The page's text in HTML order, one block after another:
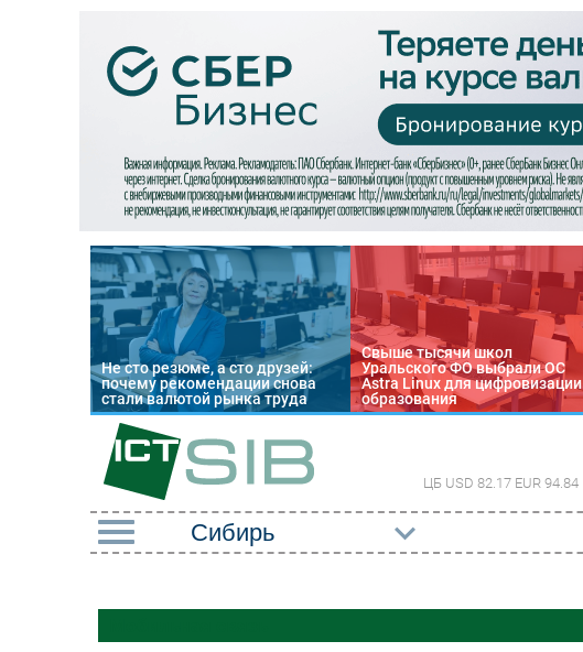
Не сто резюме, а сто друзей:
почему рекомендации снова
стали валютой рынка труда
Свыше тысячи школ
Уральского ФО выбрали ОС
Astra Linux для цифровизации
образования
ЦБ USD 82.17 EUR 94.84
Импорто­замещение
Маркетинг